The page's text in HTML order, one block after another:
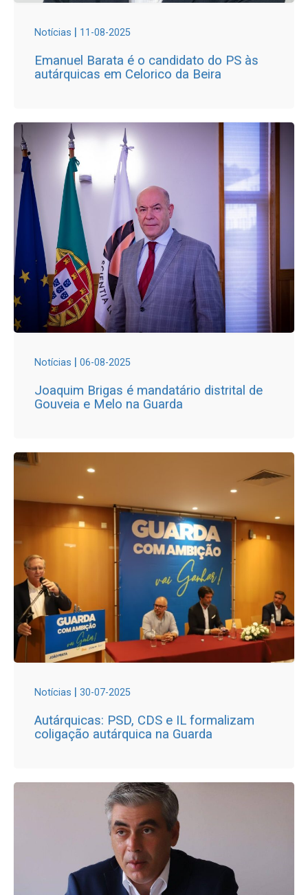
Notícias | 11-08-2025
Emanuel Barata é o candidato do PS às
autárquicas em Celorico da Beira
Notícias | 06-08-2025
Joaquim Brigas é mandatário distrital de
Gouveia e Melo na Guarda
Notícias | 30-07-2025
Autárquicas: PSD, CDS e IL formalizam
coligação autárquica na Guarda